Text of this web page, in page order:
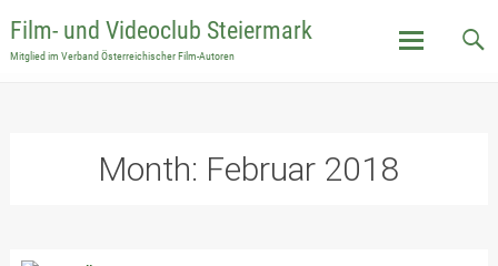
Film- und Videoclub Steiermark
Mitglied im Verband Österreichischer Film-Autoren
Month: Februar 2018